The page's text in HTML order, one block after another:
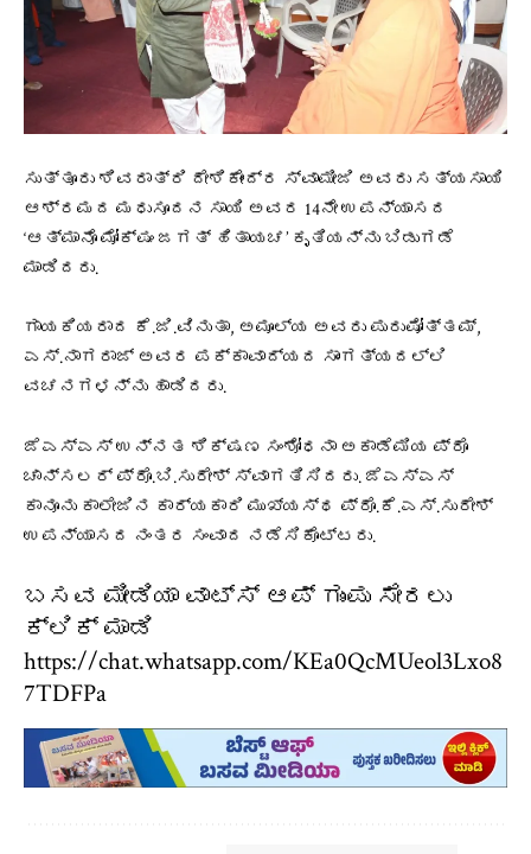
ಸುತ್ತೂರು ಶಿವರಾತ್ರಿ ದೇಶಿಕೇಂದ್ರ ಸ್ವಾಮೀಜಿ ಅವರು ಸತ್ಯಸಾಯಿ‌
ಆಶ್ರಮದ ಮಧುಸೂದನ ಸಾಯಿ ಅವರ 14ನೇ ಉಪನ್ಯಾಸದ
‘ಆತ್ಮಾನೊ ಮೋಕ್ಷಂ ಜಗತ್ ಹಿತಾಯಚ’ ಕೃತಿಯನ್ನು ಬಿಡುಗಡೆ
ಮಾಡಿದರು.
ಗಾಯಕಿಯರಾದ ಕೆ.ಜಿ.ವಿನುತಾ, ಅಮೂಲ್ಯ ಅವರು ಪುರುಷೋತ್ತಮ್,
ಎಸ್.ನಾಗರಾಜ್ ಅವರ ಪಕ್ಕಾವಾದ್ಯದ ಸಾಂಗತ್ಯದಲ್ಲಿ
ವಚನಗಳನ್ನು ಹಾಡಿದರು.
ಜೆಎಸ್ಎಸ್ ಉನ್ನತ ಶಿಕ್ಷಣ ಸಂಶೋಧನಾ ಅಕಾಡೆಮಿಯ ಪ್ರೊ
ಚಾನ್ಸಲರ್ ಪ್ರೊ.ಬಿ.ಸುರೇಶ್ ಸ್ವಾಗತಿಸಿದರು. ಜೆಎಸ್ಎಸ್
ಕಾನೂನು ಕಾಲೇಜಿನ ಕಾರ್ಯಕಾರಿ ಮುಖ್ಯಸ್ಥ ಪ್ರೊ.ಕೆ.ಎಸ್.ಸುರೇಶ್
ಉಪನ್ಯಾಸದ ನಂತರ ಸಂವಾದ ನಡೆಸಿಕೊಟ್ಟರು.
ಬಸವ ಮೀಡಿಯಾ ವಾಟ್ಸ್ ಆಪ್ ಗುಂಪು ಸೇರಲು
ಕ್ಲಿಕ್ ಮಾಡಿ
https://chat.whatsapp.com/KEa0QcMUeol3Lxo8
7TDFPa